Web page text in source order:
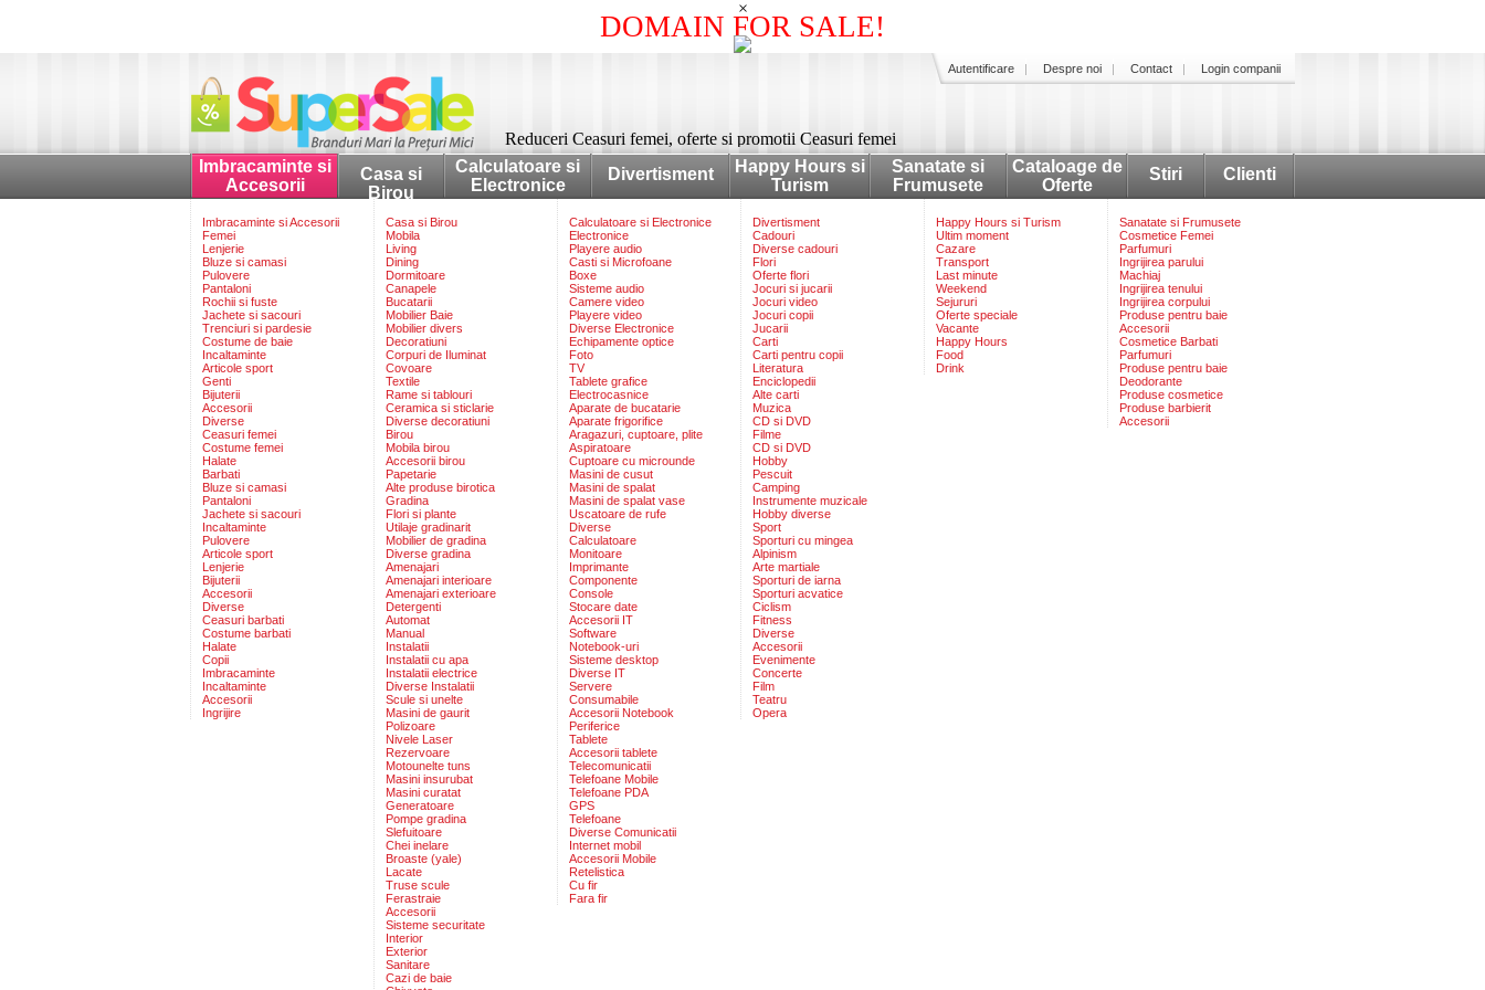
×
DOMAIN FOR SALE!
Reduceri Ceasuri femei, oferte si promotii Ceasuri femei
Autentificare Despre noi Contact Login companii
Imbracaminte si
Accesorii
Casa si
Birou
Calculatoare si
Electronice
Divertisment
Happy Hours si
Turism
Sanatate si
Frumusete
Cataloage de
Oferte
Stiri Clienti
Imbracaminte si Accesorii
Femei
Lenjerie
Bluze si camasi
Pulovere
Pantaloni
Rochii si fuste
Jachete si sacouri
Trenciuri si pardesie
Costume de baie
Incaltaminte
Articole sport
Genti
Bijuterii
Accesorii
Diverse
Ceasuri femei
Costume femei
Halate
Barbati
Bluze si camasi
Pantaloni
Jachete si sacouri
Incaltaminte
Pulovere
Articole sport
Lenjerie
Bijuterii
Accesorii
Diverse
Ceasuri barbati
Costume barbati
Halate
Copii
Imbracaminte
Incaltaminte
Accesorii
Ingrijire
Casa si Birou
Mobila
Living
Dining
Dormitoare
Canapele
Bucatarii
Mobilier Baie
Mobilier divers
Decoratiuni
Corpuri de Iluminat
Covoare
Textile
Rame si tablouri
Ceramica si sticlarie
Diverse decoratiuni
Birou
Mobila birou
Accesorii birou
Papetarie
Alte produse birotica
Gradina
Flori si plante
Utilaje gradinarit
Mobilier de gradina
Diverse gradina
Amenajari
Amenajari interioare
Amenajari exterioare
Detergenti
Automat
Manual
Instalatii
Instalatii cu apa
Instalatii electrice
Diverse Instalatii
Scule si unelte
Masini de gaurit
Polizoare
Nivele Laser
Rezervoare
Motounelte tuns
Masini insurubat
Masini curatat
Generatoare
Pompe gradina
Slefuitoare
Chei inelare
Broaste (yale)
Lacate
Truse scule
Ferastraie
Accesorii
Sisteme securitate
Interior
Exterior
Sanitare
Cazi de baie
Calculatoare si Electronice
Electronice
Playere audio
Casti si Microfoane
Boxe
Sisteme audio
Camere video
Playere video
Diverse Electronice
Echipamente optice
Foto
TV
Tablete grafice
Electrocasnice
Aparate de bucatarie
Aparate frigorifice
Aragazuri, cuptoare, plite
Aspiratoare
Cuptoare cu microunde
Masini de cusut
Masini de spalat
Masini de spalat vase
Uscatoare de rufe
Diverse
Calculatoare
Monitoare
Imprimante
Componente
Console
Stocare date
Accesorii IT
Software
Notebook-uri
Sisteme desktop
Diverse IT
Servere
Consumabile
Accesorii Notebook
Periferice
Tablete
Accesorii tablete
Telecomunicatii
Telefoane Mobile
Telefoane PDA
GPS
Telefoane
Diverse Comunicatii
Internet mobil
Accesorii Mobile
Retelistica
Cu fir
Fara fir
Divertisment
Cadouri
Diverse cadouri
Flori
Oferte flori
Jocuri si jucarii
Jocuri video
Jocuri copii
Jucarii
Carti
Carti pentru copii
Literatura
Enciclopedii
Alte carti
Muzica
CD si DVD
Filme
CD si DVD
Hobby
Pescuit
Camping
Instrumente muzicale
Hobby diverse
Sport
Sporturi cu mingea
Alpinism
Arte martiale
Sporturi de iarna
Sporturi acvatice
Ciclism
Fitness
Diverse
Accesorii
Evenimente
Concerte
Film
Teatru
Opera
Happy Hours si Turism
Ultim moment
Cazare
Transport
Last minute
Weekend
Sejururi
Oferte speciale
Vacante
Happy Hours
Food
Drink
Sanatate si Frumusete
Cosmetice Femei
Parfumuri
Ingrijirea parului
Machiaj
Ingrijirea tenului
Ingrijirea corpului
Produse pentru baie
Accesorii
Cosmetice Barbati
Parfumuri
Produse pentru baie
Deodorante
Produse cosmetice
Produse barbierit
Accesorii